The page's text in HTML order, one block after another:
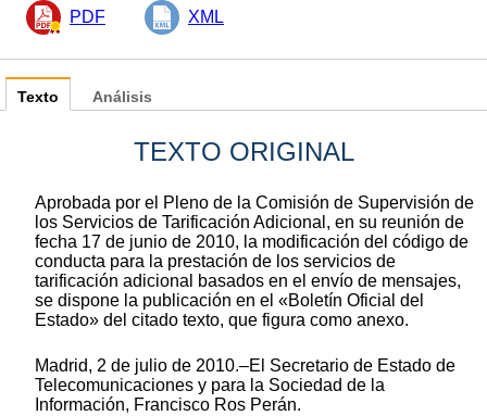
PDF XML
Texto
TEXTO ORIGINAL
Aprobada por el Pleno de la Comisión de Supervisión de
los Servicios de Tarificación Adicional, en su reunión de
fecha 17 de junio de 2010, la modificación del código de
conducta para la prestación de los servicios de
tarificación adicional basados en el envío de mensajes,
se dispone la publicación en el «Boletín Oficial del
Estado» del citado texto, que figura como anexo.
Madrid, 2 de julio de 2010.–El Secretario de Estado de
Telecomunicaciones y para la Sociedad de la
Información, Francisco Ros Perán.
Análisis